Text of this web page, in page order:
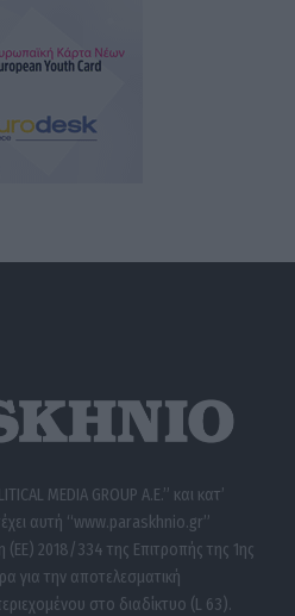
MEDIA GROUP A.E.” και κατ’
αυτή “www.paraskhnio.gr”
2018/334 της Επιτροπής της 1ης
για την αποτελεσματική
στο διαδίκτυο (L 63).